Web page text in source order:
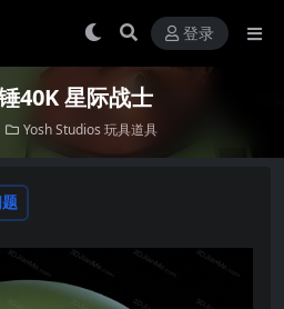
登录
40K 星际战士
Yosh Studios 玩具道具